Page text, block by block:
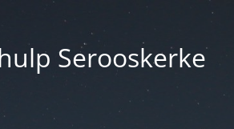
Serooskerke